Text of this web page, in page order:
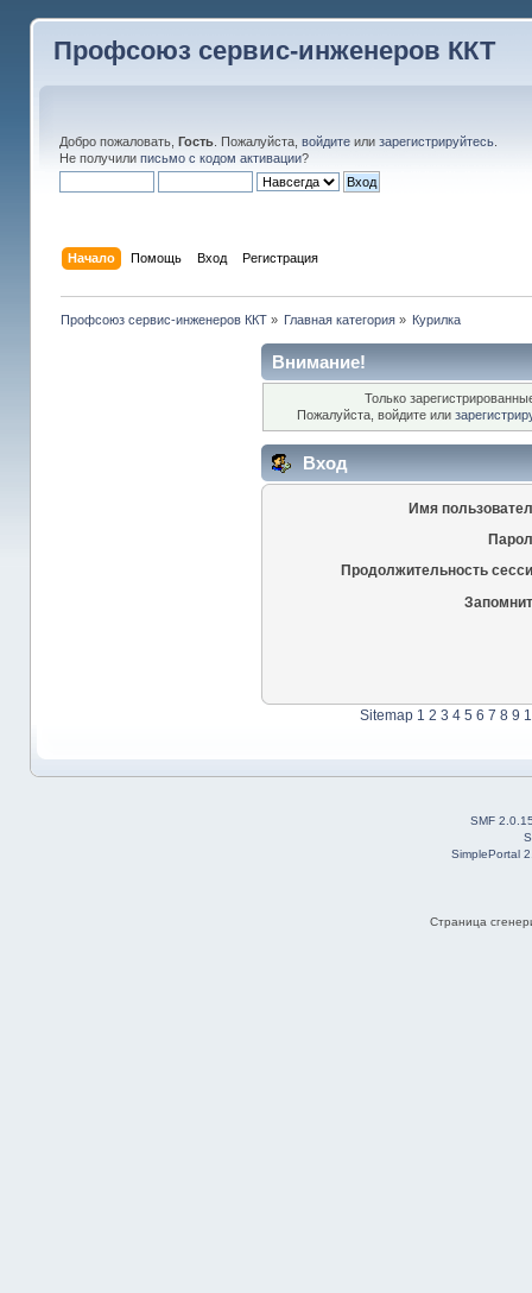
Профсоюз сервис-инженеров ККТ
Добро пожаловать, Гость. Пожалуйста, войдитеили зарегистрируйтесь.
Не получили письмо с кодом активации?
Начало Помощь Вход Регистрация
Профсоюз сервис-инженеров ККТ» Главная категория » Курилка
Внимание!
Только
Пожалуйста, войдите или
Вход
Имя
Продолжительность
Sitemap 1 2 3 4 5 6 7 8 9
SMF
SimplePortal
Страница